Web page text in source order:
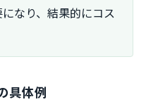
なり、結果的にコス
具体例